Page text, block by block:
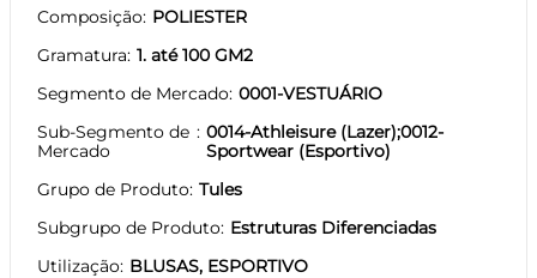
Composição POLIESTER
Gramatura 1. até 100 GM2
Segmento de Mercado 0001-VESTUÁRIO
Sub-Segmento de
Mercado
0014-Athleisure (Lazer);0012-
Sportwear (Esportivo)
Grupo de Produto Tules
Subgrupo de Produto Estruturas Diferenciadas
Utilização BLUSAS, ESPORTIVO